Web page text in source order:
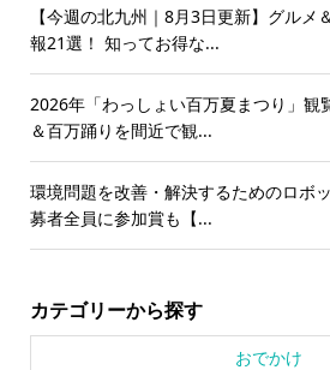
【今週の北九州｜8月3日更新】グルメ
報21選！ 知ってお得な...
2026年「わっしょい百万夏まつり」
＆百万踊りを間近で観...
環境問題を改善・解決するためのロ
募者全員に参加賞も【...
カテゴリーから探す
おでかけ